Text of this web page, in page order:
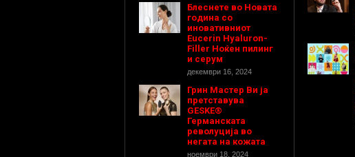
Блеснете во Новата
година со
иновативниот
Eucerin Hyaluron-
Filler Ноќен пилинг
и серум
декември 16, 2024
Грин Мастер Ви ја
претставува
GESKE®
Германската
револуција во
негата на кожата
ноември 18, 2024